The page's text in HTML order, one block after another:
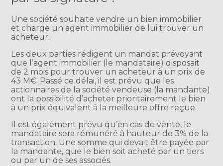
Une société souhaite vendre un bien immobilier
et charge un agent immobilier de lui trouver un
acheteur.
Les deux parties rédigent un mandat prévoyant
que l’agent immobilier (le mandataire) disposait
de 2 mois pour trouver un acheteur à un prix de
43 M€. Passé ce délai, il est prévu que les
actionnaires de la société vendeuse (la mandante)
ont la possibilité d’acheter prioritairement le bien
à un prix équivalent à la meilleure offre reçue.
Il est également prévu qu’en cas de vente, le
mandataire sera rémunéré à hauteur de 3% de la
transaction. Une somme qui devait être payée par
la mandante, que le bien soit acheté par un tiers
ou par un de ses associés.